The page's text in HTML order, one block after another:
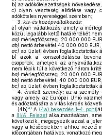
b) az adókötelezettségek
c) olyan veszteség eltörlése vagy
adóköteles nyereséggel szemben;
3. kis-és középvállalkozás:
a) olyan vállalkozás, amely a
közül legalább kettő határértékét
aa) mérlegfőösszeg: 20 000 000 EUR,
ab) nettó árbevétel:40 000 000 EUR,
ac) az üzleti évben foglalkoztatottak
b) azok a konszolidálásba
csoportok, amelyek az
nem lépik túl a következő három
ba) mérlegfőösszeg: 20 000 000 EUR,
bb) nettó árbevétel: 40 000 000 EUR,
bc) az üzleti évben foglalkoztatottak
4.
érintett személy:az a személy
vagy amely az Európai Unió
és adóztatására a vitás kérdés
(4b)41 A (4a) bekezdés 1–4. pont
a III/A. Fejezetalkalmazásában,
következik, megegyezik azzal a
vagy a későbbiekben ahhoz vezető
időpontjában hatályos, vonatkozó